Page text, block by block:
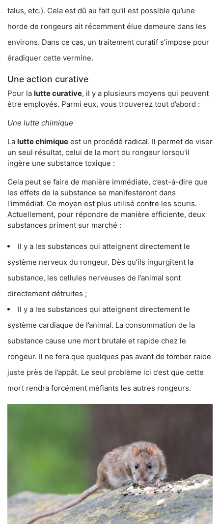
talus, etc.). Cela est dû au fait qu’il est possible qu’une
horde de rongeurs ait récemment élue demeure dans les
environs. Dans ce cas, un traitement curatif s’impose pour
éradiquer cette vermine.
Une action curative
Pour la lutte curative, il y a plusieurs moyens qui peuvent
être employés. Parmi eux, vous trouverez tout d’abord :
Une lutte chimique
La lutte chimique est un procédé radical. Il permet de viser
un seul résultat, celui de la mort du rongeur lorsqu'il
ingère une substance toxique :
Cela peut se faire de manière immédiate, c’est-à-dire que
les effets de la substance se manifesteront dans
l'immédiat. Ce moyen est plus utilisé contre les souris.
Actuellement, pour répondre de manière efficiente, deux
substances priment sur marché :
Il y a les substances qui atteignent directement le
système nerveux du rongeur. Dès qu’ils ingurgitent la
substance, les cellules nerveuses de l’animal sont
directement détruites ;
Il y a les substances qui atteignent directement le
système cardiaque de l’animal. La consommation de la
substance cause une mort brutale et rapide chez le
rongeur. Il ne fera que quelques pas avant de tomber raide
juste près de l’appât. Le seul problème ici c’est que cette
mort rendra forcément méfiants les autres rongeurs.